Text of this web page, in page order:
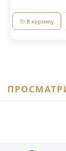
В корзину